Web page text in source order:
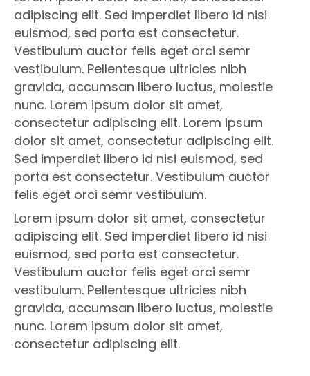
adipiscing elit. Sed imperdiet libero id nisi
euismod, sed porta est consectetur.
Vestibulum auctor felis eget orci semr
vestibulum. Pellentesque ultricies nibh
gravida, accumsan libero luctus, molestie
nunc. Lorem ipsum dolor sit amet,
consectetur adipiscing elit. Lorem ipsum
dolor sit amet, consectetur adipiscing elit.
Sed imperdiet libero id nisi euismod, sed
porta est consectetur. Vestibulum auctor
felis eget orci semr vestibulum.
Lorem ipsum dolor sit amet, consectetur
adipiscing elit. Sed imperdiet libero id nisi
euismod, sed porta est consectetur.
Vestibulum auctor felis eget orci semr
vestibulum. Pellentesque ultricies nibh
gravida, accumsan libero luctus, molestie
nunc. Lorem ipsum dolor sit amet,
consectetur adipiscing elit.